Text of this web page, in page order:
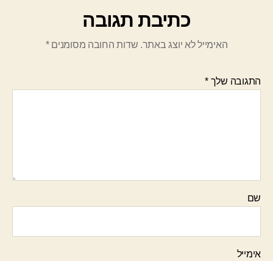
כתיבת תגובה
האימייל לא יוצג באתר. שדות החובה מסומנים*
התגובה שלך*
שם
אימייל